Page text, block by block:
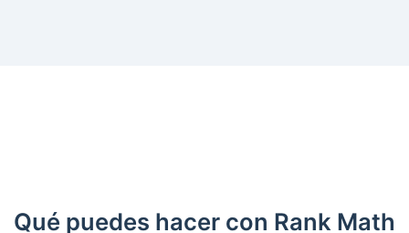
Qué puedes hacer con Rank Math